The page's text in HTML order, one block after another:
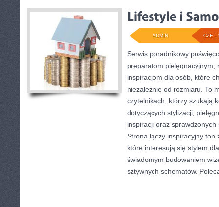
CZE -
ADMIN
Serwis poradnikowy
preparatom pielęgnacyjnym,
inspiracjom dla osób, które
niezależnie od rozmiaru. To
czytelnikach, którzy szukają
dotyczących stylizacji,
inspiracji oraz
Strona łączy inspiracyjny
które interesują się stylem
świadomym budowaniem
sztywnych schematów.